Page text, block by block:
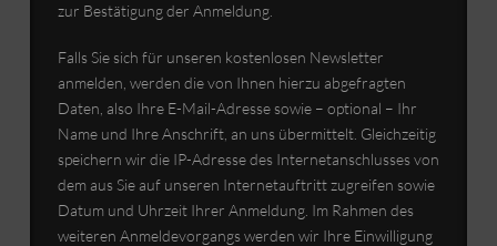
zur Bestätigung der Anmeldung.
Falls Sie sich für unseren kostenlosen Newsletter
anmelden, werden die von Ihnen hierzu abgefragten
Daten, also Ihre E-Mail-Adresse sowie – optional – Ihr
Name und Ihre Anschrift, an uns übermittelt. Gleichzeitig
speichern wir die IP-Adresse des Internetanschlusses von
dem aus Sie auf unseren Internetauftritt zugreifen sowie
Datum und Uhrzeit Ihrer Anmeldung. Im Rahmen des
weiteren Anmeldevorgangs werden wir Ihre Einwilligung